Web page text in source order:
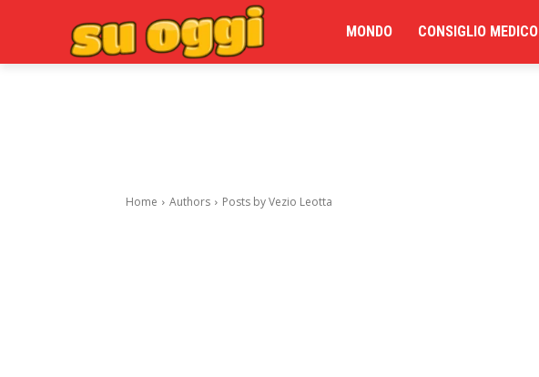
MONDO CONSIGLIO MEDICO
Home Authors Posts by Vezio Leotta